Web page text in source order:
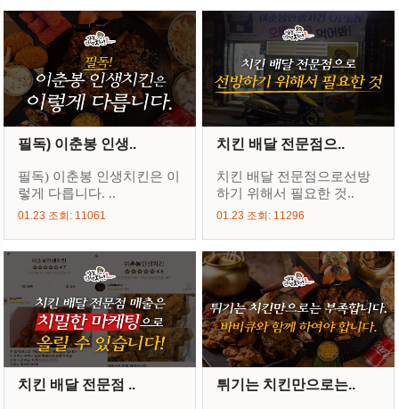
필독) 이춘봉 인생..
필독) 이춘봉 인생치킨은 이
렇게 다릅니다. ..
01.23 조회: 11061
치킨 배달 전문점으..
치킨 배달 전문점으로선방
하기 위해서 필요한 것..
01.23 조회: 11296
치킨 배달 전문점 .. 튀기는 치킨만으로는..